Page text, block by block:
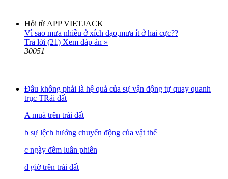
Hỏi từ APP VIETJACK
Vì sao mưa nhiều ở xích đạo,mưa ít ở hai cực??
Trả lời (21) Xem đáp án »
30051
Đâu không phải là hệ quả của sự vận động tự quay quanh
trục TRái đất
A muà trên trái đất
b sự lệch hướng chuyển động của vật thể
c ngày đêm luân phiên
d giờ trên trái đất